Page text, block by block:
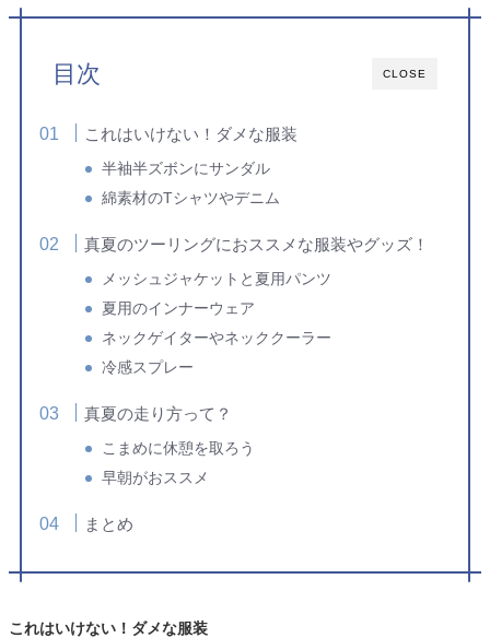
CLOSE
目次
これはいけない！ダメな服装
半袖半ズボンにサンダル
綿素材のTシャツやデニム
真夏のツーリングにおススメな服装やグッズ！
メッシュジャケットと夏用パンツ
夏用のインナーウェア
ネックゲイターやネッククーラー
冷感スプレー
真夏の走り方って？
こまめに休憩を取ろう
早朝がおススメ
まとめ
これはいけない！ダメな服装